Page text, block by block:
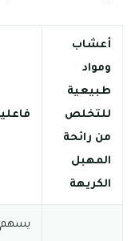
أعشاب
ومواد
طبيعية
للتخلص
من رائحة
المهبل
الكريهة
يسهم